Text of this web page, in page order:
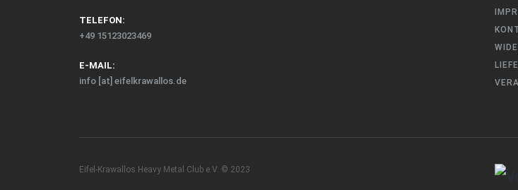
TELEFON:
+49 15123023469‬
E-MAIL:
info [at] eifelkrawallos.de
Eifel-Krawallos Heavy Metal Club e.V. © 2023